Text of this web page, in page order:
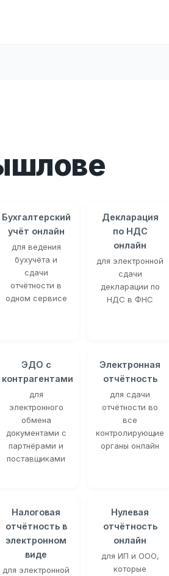
Бухгалтерский
учёт онлайн
для ведения
бухучёта и
сдачи
отчётности в
одном сервисе
Декларация
по НДС
онлайн
для электронной
сдачи
декларации по
НДС в ФНС
ЭДО с
контрагентами
для
электронного
обмена
документами с
партнёрами и
поставщиками
Электронная
отчётность
для сдачи
отчётности во
все
контролирующие
органы онлайн
Налоговая
отчётность в
электронном
виде
для электронной
Нулевая
отчётность
онлайн
для ИП и ООО,
которые